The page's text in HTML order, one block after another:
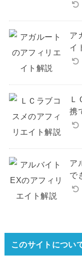
ア
イ
Ｌ
携
ア
で
このサイトについ